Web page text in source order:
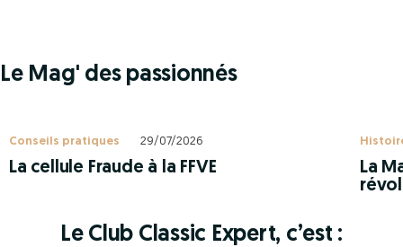
Le Mag' des passionnés
Conseils pratiques 29/07/2026
La cellule Fraude à la FFVE
La
Le Club Classic Expert, c’est :